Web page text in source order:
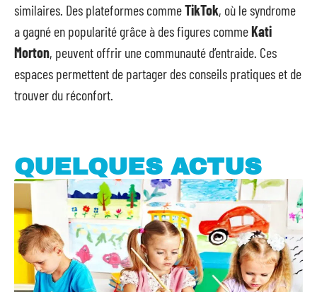
similaires. Des plateformes commeTikTok, où le syndrome
a gagné en popularité grâce à des figures commeKati
Morton, peuvent offrir une communauté d’entraide. Ces
espaces permettent de partager des conseils pratiques et de
trouver du réconfort.
QUELQUES ACTUS